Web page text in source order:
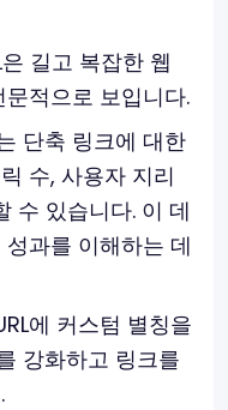
길고 복잡한 웹
적으로 보입니다.
단축 링크에 대한
수, 사용자 지리
수 있습니다. 이 데
과를 이해하는 데
에 커스텀 별칭을
강화하고 링크를